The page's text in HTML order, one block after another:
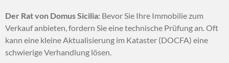
Der Rat von Domus Sicilia: Bevor Sie Ihre Immobilie zum
Verkauf anbieten, fordern Sie eine technische Prüfung an. Oft
kann eine kleine Aktualisierung im Kataster (DOCFA) eine
schwierige Verhandlung lösen.